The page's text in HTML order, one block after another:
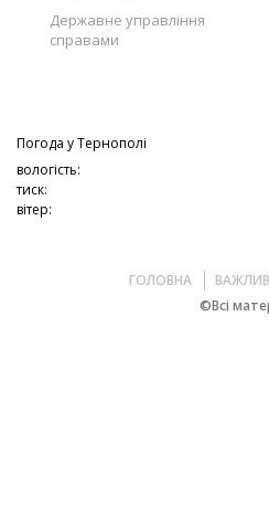
Державне управління
справами
Погода уТернополі
вологість:
тиск:
вітер:
ГОЛОВНА
©Всі